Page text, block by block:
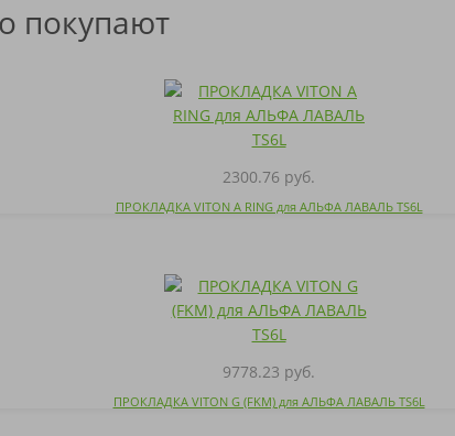
покупают
2300.76 руб.
ПРОКЛАДКА VITON A RING для АЛЬФА ЛАВАЛЬ TS6L
9778.23 руб.
ПРОКЛАДКА VITON G (FKM) для АЛЬФА ЛАВАЛЬ TS6L